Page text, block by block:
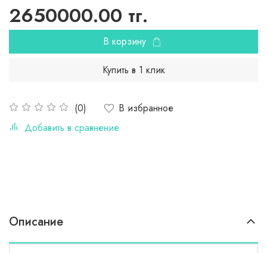
(0)
В избранное
Добавить в сравнение
2650000.00 тг.
В корзину
Купить в 1 клик
Описание